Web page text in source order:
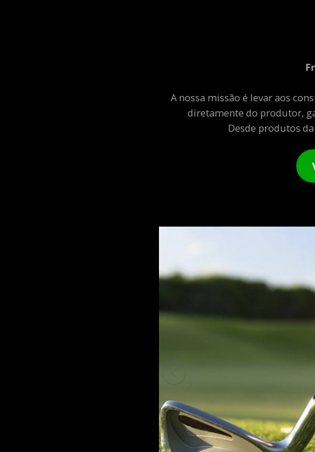
A nossa missão é levar aos
diretamente do produtor,
Desde produtos